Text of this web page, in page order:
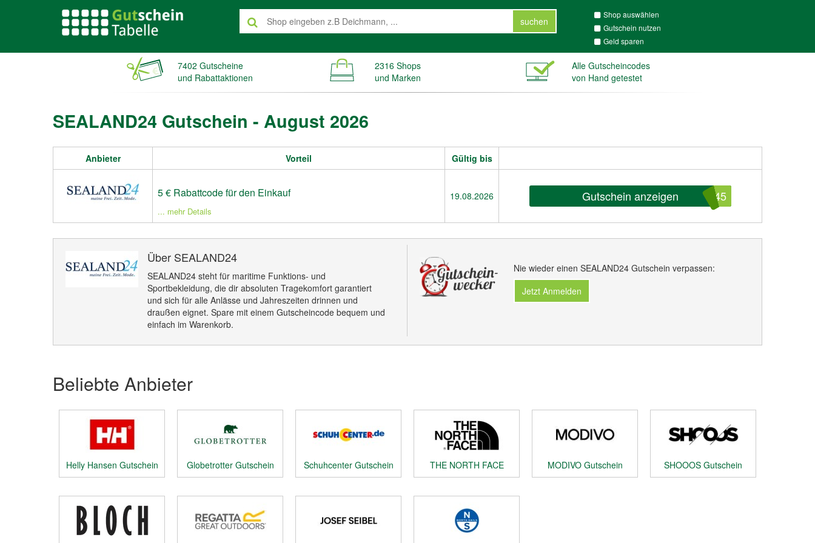
suchen
Shop auswählen
Gutschein nutzen
Geld sparen
7402 Gutscheine
und Rabattaktionen
2316 Shops
und Marken
Alle Gutscheincodes
von Hand getestet
SEALAND24 Gutschein - August 2026
Anbieter Vorteil Gültig bis
5 € Rabattcode für den Einkauf
... mehr Details
19.08.2026 Gutschein anzeigen 745
Über SEALAND24
SEALAND24 steht für maritime Funktions- und
Sportbekleidung, die dir absoluten Tragekomfort garantiert
und sich für alle Anlässe und Jahreszeiten drinnen und
draußen eignet. Spare mit einem Gutscheincode bequem und
einfach im Warenkorb.
Nie wieder einen SEALAND24 Gutschein verpassen:
Jetzt Anmelden
Beliebte Anbieter
Helly Hansen Gutschein Globetrotter Gutschein Schuhcenter Gutschein
THE NORTH FACE
Gutschein
MODIVO Gutschein SHOOOS Gutschein